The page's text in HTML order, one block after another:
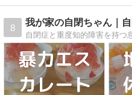
8
我が家の自閉ちゃん｜